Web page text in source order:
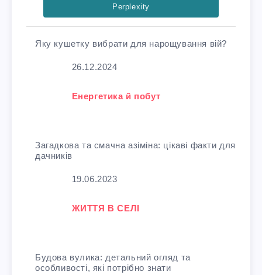
Perplexity
Яку кушетку вибрати для нарощування вій?
26.12.2024
У зв'язку з тим, що
Енергетика й побут
Загадкова та смачна азіміна: цікаві факти для
дачників
19.06.2023
У зв'язку з тим, що
ЖИТТЯ В СЕЛІ
Будова вулика: детальний огляд та
особливості, які потрібно знати